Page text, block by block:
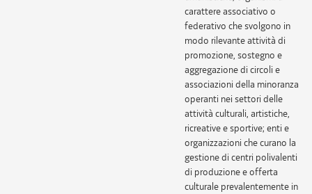
carattere associativo o
federativo che svolgono in
modo rilevante attività di
promozione, sostegno e
aggregazione di circoli e
associazioni della minoranza
operanti nei settori delle
attività culturali, artistiche,
ricreative e sportive; enti e
organizzazioni che curano la
gestione di centri polivalenti
di produzione e offerta
culturale prevalentemente in